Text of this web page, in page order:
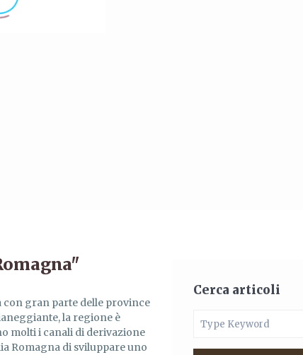
con gran parte delle province
la regione è
molti i canali di derivazione
Romagna di sviluppare uno
Cerca articoli